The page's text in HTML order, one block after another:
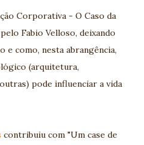
Corporativa - O Caso da
Fabio Velloso, deixando
e como, nesta abrangência,
(arquitetura,
pode influenciar a vida
contribuiu com "Um case de